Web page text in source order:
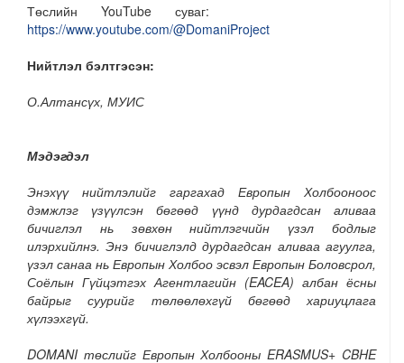
Төслийн YouTube суваг:
https://www.youtube.com/@DomaniProject
Нийтлэл бэлтгэсэн:
О.Алтансүх, МУИС
Мэдэгдэл
Энэхүү нийтлэлийг гаргахад Европын Холбооноос
дэмжлэг үзүүлсэн бөгөөд үүнд дурдагдсан аливаа
бичиглэл нь зөвхөн нийтлэгчийн үзэл бодлыг
илэрхийлнэ. Энэ бичиглэлд дурдагдсан аливаа агуулга,
үзэл санаа нь Европын Холбоо эсвэл Европын Боловсрол,
Соёлын Гүйцэтгэх Агентлагийн (EACEA) албан ёсны
байрыг суурийг төлөөлөхгүй бөгөөд хариуцлага
хүлээхгүй.
DOMANI төслийг Европын Холбооны ERASMUS+ CBHE